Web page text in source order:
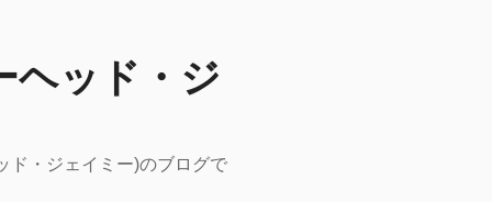
ヘッド・ジ
ド・ジェイミー)のブログで